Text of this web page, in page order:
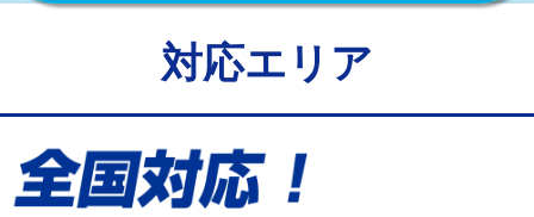
給水管工事※（バンド止め) 3,300円
給水管工事※（保温材使用（バンド止
め込み）)
対応エリア